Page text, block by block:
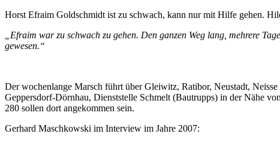
Horst Efraim Goldschmidt ist zu schwach, kann nur mit Hilfe gehen.
„Efraim war zu schwach zu gehen. Den ganzen Weg lang, mehrere
gewesen.“
Der wochenlange Marsch führt über Gleiwitz, Ratibor, Neustadt,
Geppersdorf-Dörnhau, Dienststelle Schmelt (Bautrupps) in der Nähe
280 sollen dort angekommen sein.
Gerhard Maschkowski im Interview im Jahre 2007: